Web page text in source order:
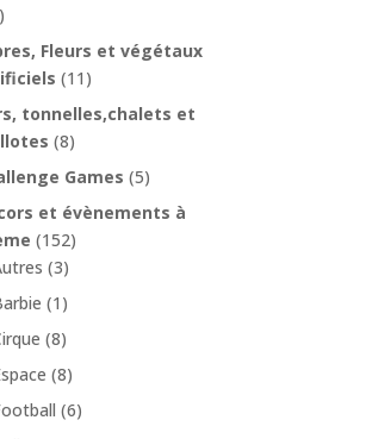
Fleurs et végétaux
(11)
tonnelles,chalets et
(8)
Games (5)
et évènements à
(152)
(3)
(1)
(8)
(8)
(6)